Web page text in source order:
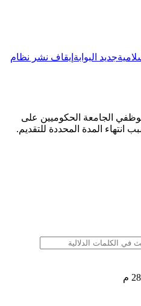
جديد البوابة إيقاف نشر نظام
الجامعة الحكوميين على
انتهاء المدة المحددة للتقديم.​
م